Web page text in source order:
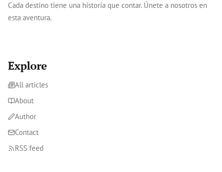
Cada destino tiene una historia que contar. Únete a nosotros en
esta aventura.
Explore
All articles
About
Author
Contact
RSS feed